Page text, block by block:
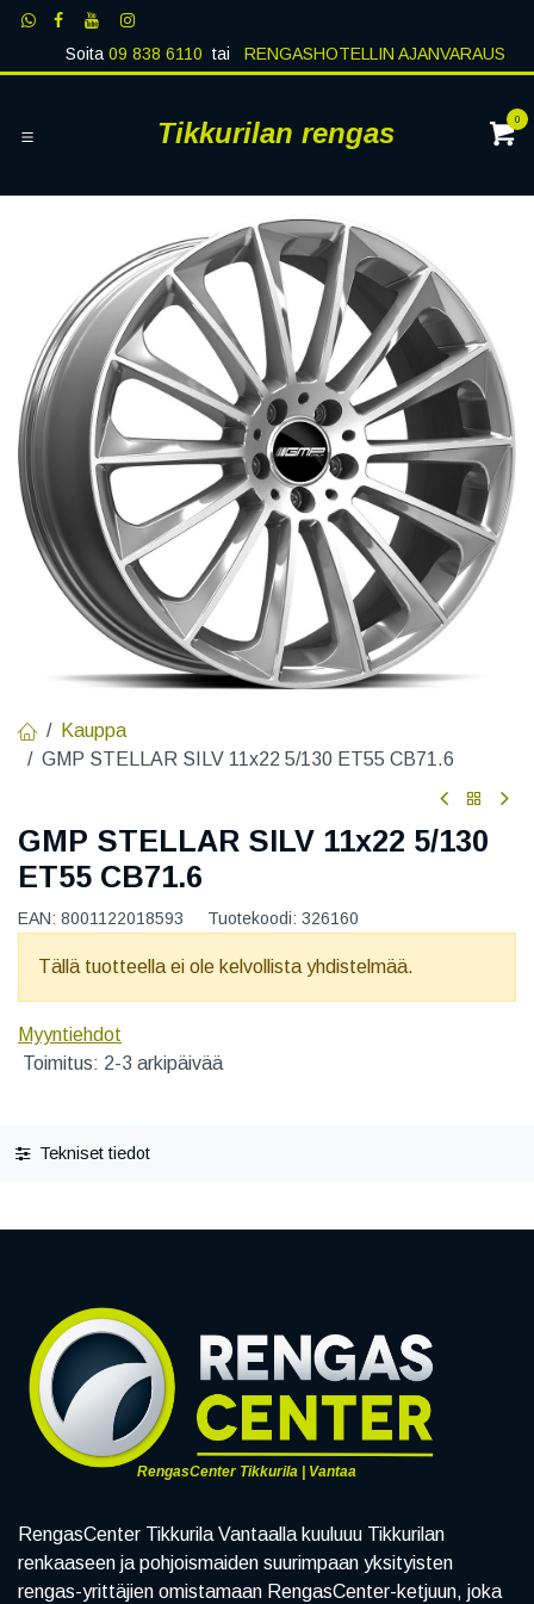
Siirry sisältöön
Soita09 838 6110 tai RENGASHOTELLIN AJANVARAUS
Tikkurilan rengas 0
Kauppa
GMP STELLAR SILV 11x22 5/130 ET55 CB71.6
GMP STELLAR SILV 11x22 5/130
ET55 CB71.6
EAN: 8001122018593 Tuotekoodi: 326160
Tällä tuotteella ei ole kelvollista yhdistelmää.
Myyntiehdot
Toimitus: 2-3 arkipäivää
Tekniset tiedot
RengasCenter Tikkurila | Vantaa
RengasCenter Tikkurila Vantaalla kuuluuu Tikkurilan
renkaaseen ja pohjoismaiden suurimpaan yksityisten
rengas-yrittäjien omistamaan RengasCenter-ketjuun, joka